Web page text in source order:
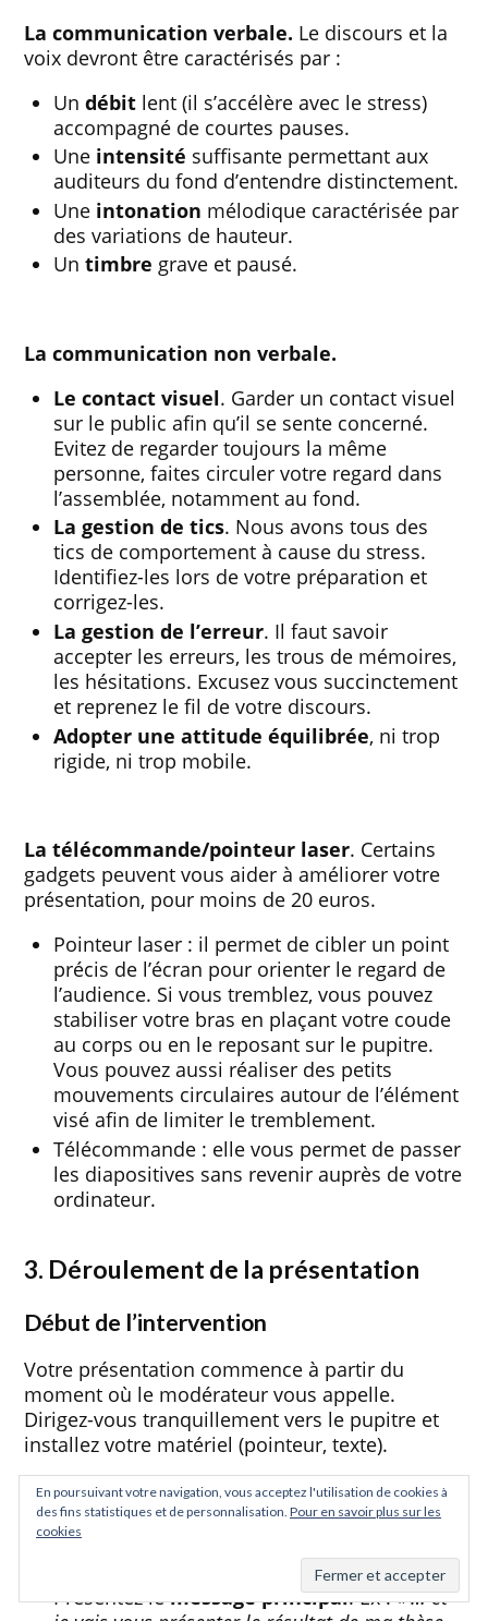
La communication verbale. Le discours et la
voix devront être caractérisés par :
Undébit lent (il s’accélère avec le stress)
accompagné de courtes pauses.
Une intensité suffisante permettant aux
auditeurs du fond d’entendre distinctement.
Une intonation mélodique caractérisée par
des variations de hauteur.
Untimbre grave et pausé.
La communication non verbale.
Le contact visuel. Garder un contact visuel
sur le public afin qu’il se sente concerné.
Evitez de regarder toujours la même
personne, faites circuler votre regard dans
l’assemblée, notamment au fond.
La gestion de tics. Nous avons tous des
tics de comportement à cause du stress.
Identifiez-les lors de votre préparation et
corrigez-les.
La gestion de l’erreur. Il faut savoir
accepter les erreurs, les trous de mémoires,
les hésitations. Excusez vous succinctement
et reprenez le fil de votre discours.
Adopter une attitude équilibrée, ni trop
rigide, ni trop mobile.
La télécommande/pointeur laser. Certains
gadgets peuvent vous aider à améliorer votre
présentation, pour moins de 20 euros.
Pointeur laser : il permet de cibler un point
précis de l’écran pour orienter le regard de
l’audience. Si vous tremblez, vous pouvez
stabiliser votre bras en plaçant votre coude
au corps ou en le reposant sur le pupitre.
Vous pouvez aussi réaliser des petits
mouvements circulaires autour de l’élément
visé afin de limiter le tremblement.
Télécommande : elle vous permet de passer
les diapositives sans revenir auprès de votre
ordinateur.
3. Déroulement de la présentation
Début de l’intervention
Votre présentation commence à partir du
moment où le modérateur vous appelle.
Dirigez-vous tranquillement vers le pupitre et
installez votre matériel (pointeur, texte).
Démarrez par uneformule de politesse. Ex
: « Bonjour Mesdames et Messieurs… »
Présentez vous
m’appelle Nicolas de Chanaud… »
Présentez lemessage principal. Ex :« … et
En poursuivant votre navigation, vous acceptez l'utilisation de cookies à
des fins statistiques et de personnalisation. Pour en savoir plus sur les
cookies